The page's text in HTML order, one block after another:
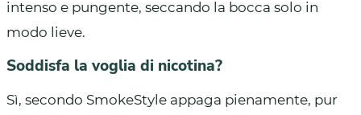
intenso e pungente, seccando la bocca solo in
modo lieve.
Soddisfa la voglia di nicotina?
Sì, secondo SmokeStyle appaga pienamente, pur